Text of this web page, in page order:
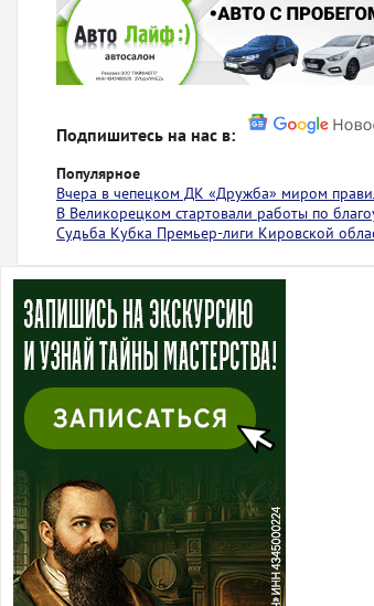
Подпишитесь на нас в:
Популярное
Вчера в чепецком ДК «Дружба» миром
В Великорецком стартовали работы по
Судьба Кубка Премьер-лиги Кировской